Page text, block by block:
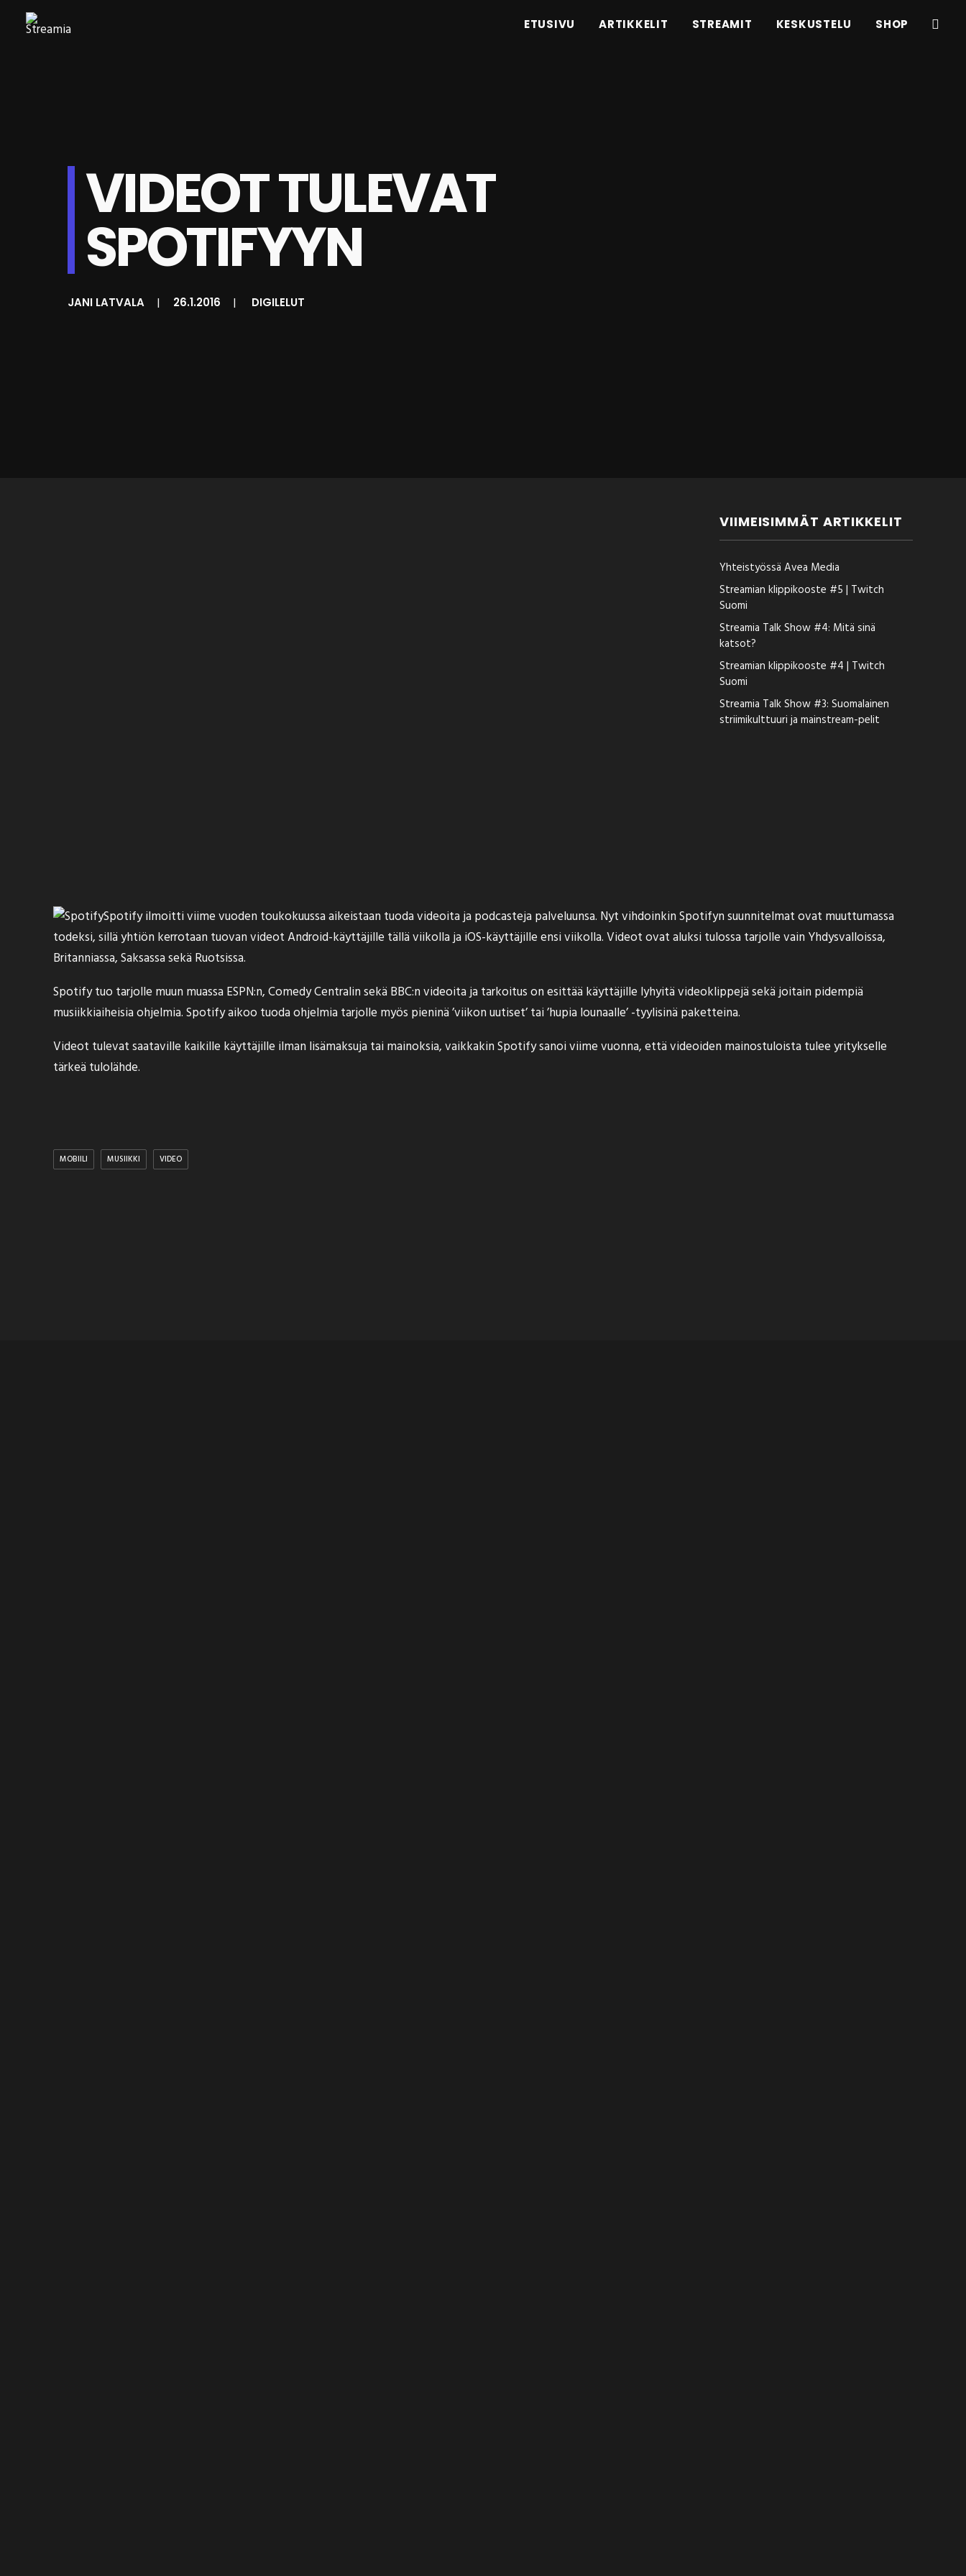
ETUSIVU ARTIKKELIT STREAMIT KESKUSTELU SHOP
VIDEOT TULEVAT
SPOTIFYYN
JANI LATVALA | 26.1.2016 | DIGILELUT
VIIMEISIMMÄT ARTIKKELIT
Yhteistyössä Avea Media
Streamian klippikooste #5 | Twitch
Suomi
Streamia Talk Show #4: Mitä sinä
katsot?
Streamian klippikooste #4 | Twitch
Suomi
Streamia Talk Show #3: Suomalainen
striimikulttuuri ja mainstream-pelit
Spotify ilmoitti viime vuoden toukokuussa aikeistaan tuoda videoita ja podcasteja palveluunsa. Nyt vihdoinkin Spotifyn suunnitelmat ovat muuttumassa
todeksi, sillä yhtiön kerrotaan tuovan videot Android-käyttäjille tällä viikolla ja iOS-käyttäjille ensi viikolla. Videot ovat aluksi tulossa tarjolle vain Yhdysvalloissa,
Britanniassa, Saksassa sekä Ruotsissa.
Spotify tuo tarjolle muun muassa ESPN:n, Comedy Centralin sekä BBC:n videoita ja tarkoitus on esittää käyttäjille lyhyitä videoklippejä sekä joitain pidempiä
musiikkiaiheisia ohjelmia. Spotify aikoo tuoda ohjelmia tarjolle myös pieninä ’viikon uutiset’ tai ’hupia lounaalle’ -tyylisinä paketteina.
Videot tulevat saataville kaikille käyttäjille ilman lisämaksuja tai mainoksia, vaikkakin Spotify sanoi viime vuonna, että videoiden mainostuloista tulee yritykselle
tärkeä tulolähde.
MOBIILI MUSIIKKI VIDEO